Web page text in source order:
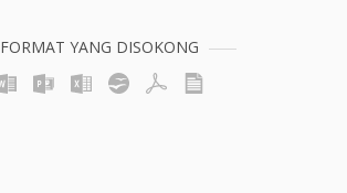
FORMAT YANG DISOKONG